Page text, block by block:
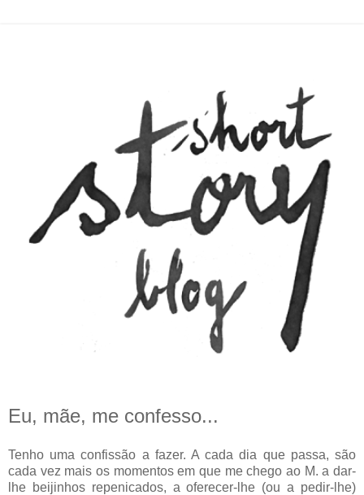
Eu, mãe, me confesso...
Tenho uma confissão a fazer. A cada dia que passa, são
cada vez mais os momentos em que me chego ao M. a dar-
lhe beijinhos repenicados, a oferecer-lhe (ou a pedir-lhe)